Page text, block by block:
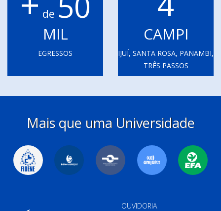
de
MIL
EGRESSOS
CAMPI
IJUÍ, SANTA ROSA, PANAMBI,
TRÊS PASSOS
Mais que uma Universidade
OUVIDORIA